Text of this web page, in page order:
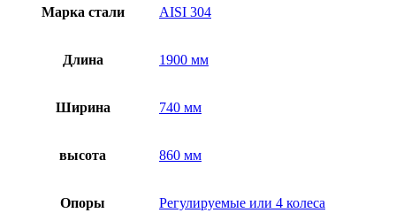
Марка стали AISI 304
Длина 1900 мм
Ширина 740 мм
высота 860 мм
Опоры Регулируемые или 4 колеса